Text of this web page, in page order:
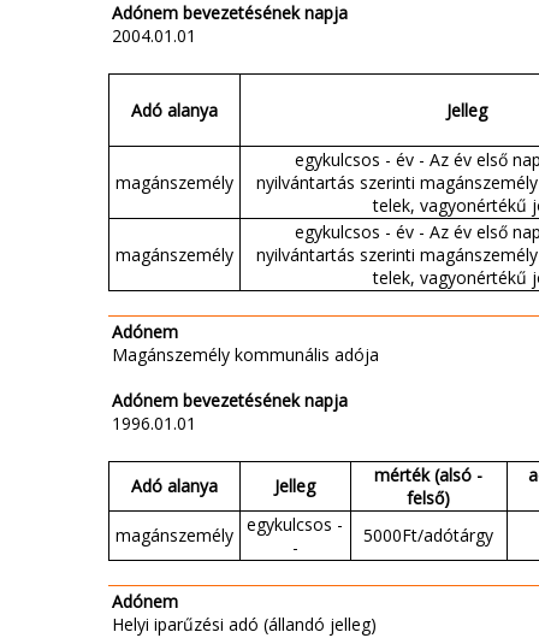
Adónem bevezetésének napja
2004.01.01
Adó alanya Jelleg
magánszemély
egykulcsos - év - Az év első
nyilvántartás szerinti
telek, vagyonértékű
magánszemély
egykulcsos - év - Az év első
nyilvántartás szerinti
telek, vagyonértékű
Adónem
Magánszemély kommunális adója
Adónem bevezetésének napja
1996.01.01
Adó alanya Jelleg
mérték (alsó -
felső)
magánszemély
egykulcsos -
-
5000Ft/adótárgy
Adónem
Helyi iparűzési adó (állandó jelleg)